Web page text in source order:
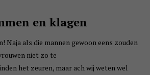
en klagen
Naja als die mannen gewoon eens zouden
niet zo te
het zeuren, maar ach wij weten wel